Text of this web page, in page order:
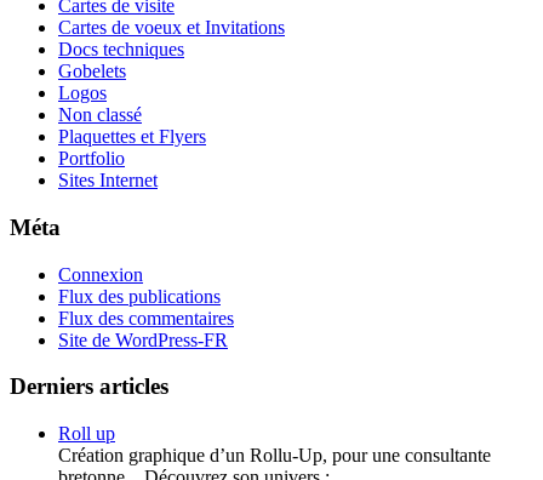
Cartes de visite
Cartes de voeux et Invitations
Docs techniques
Gobelets
Logos
Non classé
Plaquettes et Flyers
Portfolio
Sites Internet
Méta
Connexion
Flux des publications
Flux des commentaires
Site de WordPress-FR
Derniers articles
Roll up
Création graphique d’un Rollu-Up, pour une consultante